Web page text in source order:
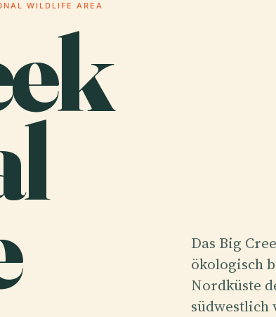
WILDLIFE AREA
Das Big
ökologisch
Nordküste
südwestlich